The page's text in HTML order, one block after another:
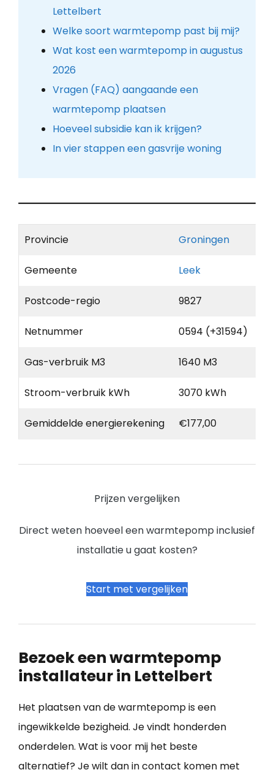
Lettelbert
Welke soort warmtepomp past bij mij?
Wat kost een warmtepomp in augustus
2026
Vragen (FAQ) aangaande een
warmtepomp plaatsen
Hoeveel subsidie kan ik krijgen?
In vier stappen een gasvrije woning
Provincie Groningen
Gemeente Leek
Postcode-regio 9827
Netnummer 0594 (+31594)
Gas-verbruik M3 1640 M3
Stroom-verbruik kWh 3070 kWh
Gemiddelde energierekening €177,00
Prijzen vergelijken
Direct weten hoeveel een warmtepomp inclusief
installatie u gaat kosten?
Start met vergelijken
Bezoek een warmtepomp
installateur in Lettelbert
Het plaatsen van de warmtepomp is een
ingewikkelde bezigheid. Je vindt honderden
onderdelen. Wat is voor mij het beste
alternatief? Je wilt dan in contact komen met